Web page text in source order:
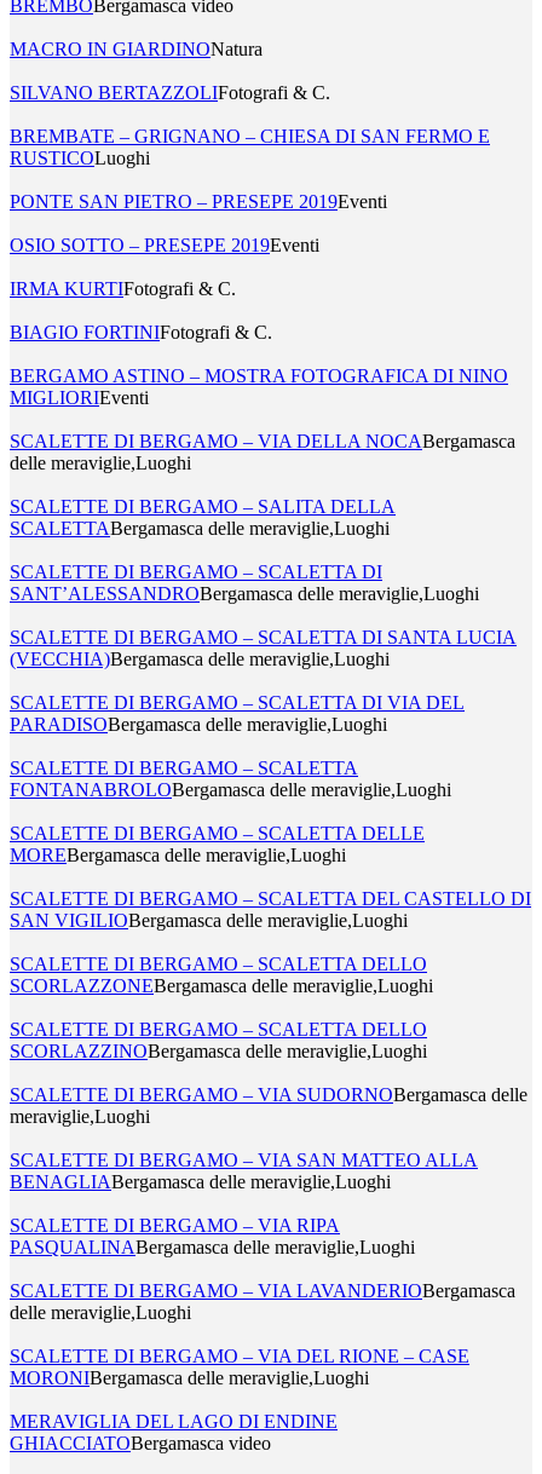
BREMBO Bergamasca video
MACRO IN GIARDINONatura
SILVANO BERTAZZOLIFotografi & C.
BREMBATE – GRIGNANO – CHIESA DI SAN FERMO E
RUSTICOLuoghi
PONTE SAN PIETRO – PRESEPE 2019Eventi
OSIO SOTTO – PRESEPE 2019Eventi
IRMA KURTIFotografi & C.
BIAGIO FORTINIFotografi & C.
BERGAMO ASTINO – MOSTRA FOTOGRAFICA DI NINO
MIGLIORIEventi
SCALETTE DI BERGAMO – VIA DELLA NOCABergamasca
delle meraviglie,Luoghi
SCALETTE DI BERGAMO – SALITA DELLA
SCALETTABergamasca delle meraviglie,Luoghi
SCALETTE DI BERGAMO – SCALETTA DI
SANT’ALESSANDROBergamasca delle meraviglie,Luoghi
SCALETTE DI BERGAMO – SCALETTA DI SANTA LUCIA
(VECCHIA)Bergamasca delle meraviglie,Luoghi
SCALETTE DI BERGAMO – SCALETTA DI VIA DEL
PARADISOBergamasca delle meraviglie,Luoghi
SCALETTE DI BERGAMO – SCALETTA
FONTANABROLOBergamasca delle meraviglie,Luoghi
SCALETTE DI BERGAMO – SCALETTA DELLE
MOREBergamasca delle meraviglie,Luoghi
SCALETTE DI BERGAMO – SCALETTA DEL CASTELLO DI
SAN VIGILIOBergamasca delle meraviglie,Luoghi
SCALETTE DI BERGAMO – SCALETTA DELLO
SCORLAZZONEBergamasca delle meraviglie,Luoghi
SCALETTE DI BERGAMO – SCALETTA DELLO
SCORLAZZINOBergamasca delle meraviglie,Luoghi
SCALETTE DI BERGAMO – VIA SUDORNOBergamasca delle
meraviglie,Luoghi
SCALETTE DI BERGAMO – VIA SAN MATTEO ALLA
BENAGLIABergamasca delle meraviglie,Luoghi
SCALETTE DI BERGAMO – VIA RIPA
PASQUALINABergamasca delle meraviglie,Luoghi
SCALETTE DI BERGAMO – VIA LAVANDERIOBergamasca
delle meraviglie,Luoghi
SCALETTE DI BERGAMO – VIA DEL RIONE – CASE
MORONIBergamasca delle meraviglie,Luoghi
MERAVIGLIA DEL LAGO DI ENDINE
GHIACCIATOBergamasca video